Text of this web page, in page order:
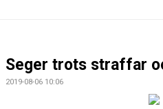
MATCHER
Seger trots straffar
2019-08-06 10:06